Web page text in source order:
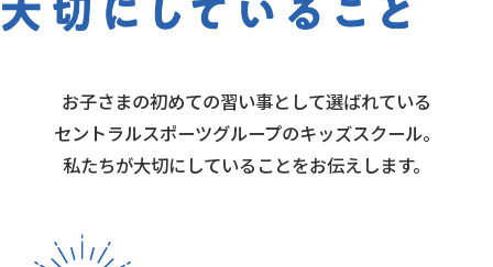
お子さまの初めての習い事として選ばれている
セントラルスポーツグループのキッズスクール。
私たちが大切にしていることをお伝えします。